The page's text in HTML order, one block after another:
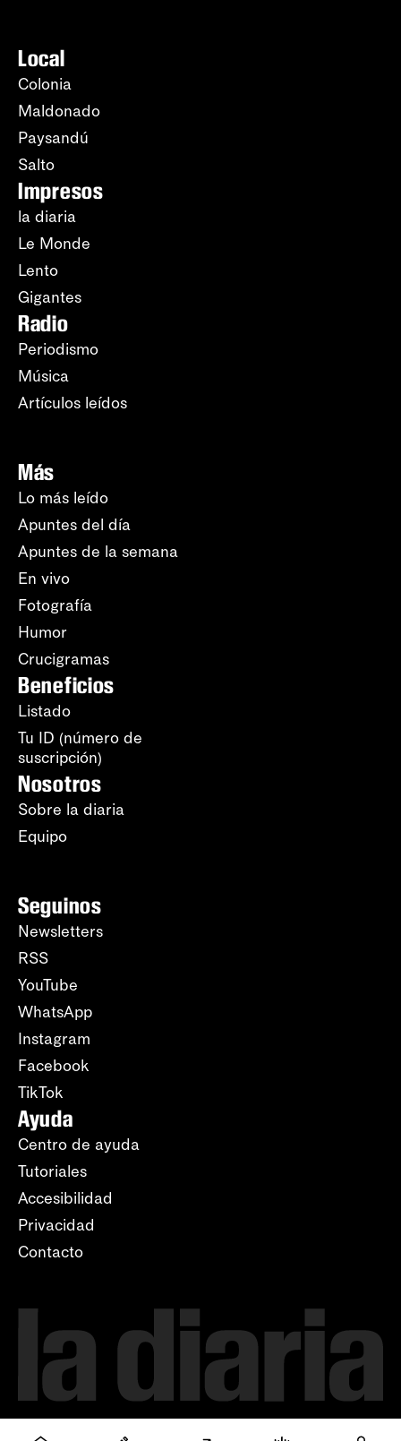
Local
Colonia
Maldonado
Paysandú
Salto
Impresos
la diaria
Le Monde
Lento
Gigantes
Radio
Periodismo
Música
Artículos leídos
Más
Lo más leído
Apuntes del día
Apuntes de la semana
En vivo
Fotografía
Humor
Crucigramas
Beneficios
Listado
Tu ID (número de
suscripción)
Nosotros
Sobre la diaria
Equipo
Seguinos
Newsletters
RSS
YouTube
WhatsApp
Instagram
Facebook
TikTok
Ayuda
Centro de ayuda
Tutoriales
Accesibilidad
Privacidad
Contacto